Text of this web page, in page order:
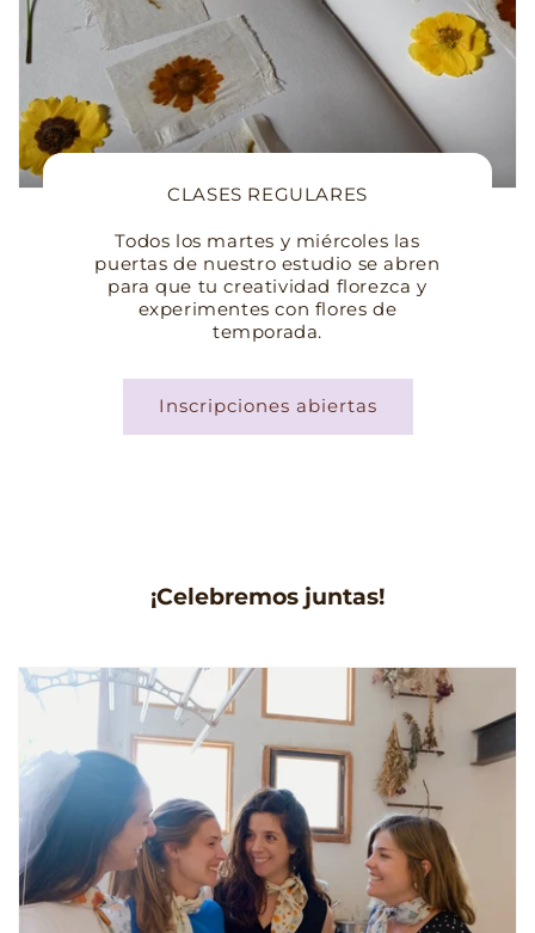
CLASES REGULARES
Todos los martes y miércoles las
puertas de nuestro estudio se abren
para que tu creatividad florezca y
experimentes con flores de
temporada.
Inscripciones abiertas
¡Celebremos juntas!